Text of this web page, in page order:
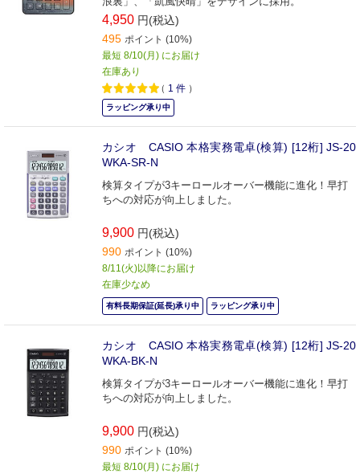
4,950 円(税込)
495 ポイント (10%)
最短 8/10(月) にお届け
在庫あり
（ 1 件 ）
ラッピング承り中
カシオ CASIO 本格実務電卓(検算) [12桁] JS-20
WKA-SR-N
検算タイプが3キーロールオーバー機能に進化！早打
ちへの対応が向上しました。
9,900 円(税込)
990 ポイント (10%)
8/11(火)以降にお届け
在庫少なめ
有料長期保証(延長)承り中 ラッピング承り中
カシオ CASIO 本格実務電卓(検算) [12桁] JS-20
WKA-BK-N
検算タイプが3キーロールオーバー機能に進化！早打
ちへの対応が向上しました。
9,900 円(税込)
990 ポイント (10%)
最短 8/10(月) にお届け